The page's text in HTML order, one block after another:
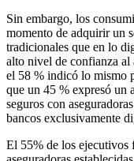
Sin embargo, los
momento de adquirir un
tradicionales que en lo
alto nivel de confianza al
el 58 % indicó lo mismo
que un 45 % expresó un
seguros con
bancos exclusivamente
El 55% de los ejecutivos